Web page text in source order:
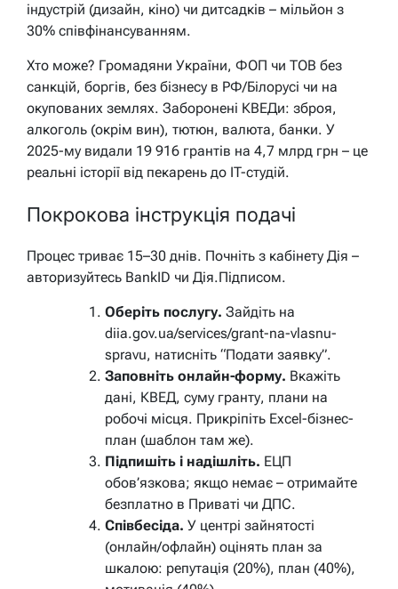
індустрій (дизайн, кіно) чи дитсадків – мільйон з
30% співфінансуванням.
Хто може? Громадяни України, ФОП чи ТОВ без
санкцій, боргів, без бізнесу в РФ/Білорусі чи на
окупованих землях. Заборонені КВЕДи: зброя,
алкоголь (окрім вин), тютюн, валюта, банки. У
2025-му видали 19 916 грантів на 4,7 млрд грн – це
реальні історії від пекарень до IT-студій.
Покрокова інструкція подачі
Процес триває 15–30 днів. Почніть з кабінету Дія –
авторизуйтесь BankID чи Дія.Підписом.
Оберіть послугу. Зайдіть на
diia.gov.ua/services/grant-na-vlasnu-
spravu, натисніть “Подати заявку”.
Заповніть онлайн-форму. Вкажіть
дані, КВЕД, суму гранту, плани на
робочі місця. Прикріпіть Excel-бізнес-
план (шаблон там же).
Підпишіть і надішліть. ЕЦП
обов’язкова; якщо немає – отримайте
безплатно в Приваті чи ДПС.
Співбесіда. У центрі зайнятості
(онлайн/офлайн) оцінять план за
шкалою: репутація (20%), план (40%),